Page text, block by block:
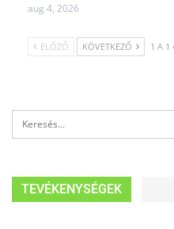
aug 4, 2026
ELŐZŐ KÖVETKEZŐ 1 A 1
TEVÉKENYSÉGEK